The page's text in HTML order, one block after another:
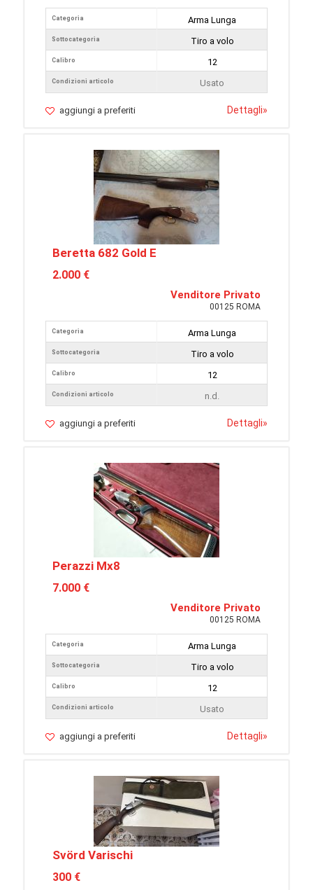
Categoria
Sottocategoria
Calibro
Condizioni articolo
Arma Lunga
Tiro a volo
12
Usato
aggiungi a preferiti Dettagli»
Beretta 682 Gold E
2.000 €
Venditore Privato
00125 ROMA
Categoria
Sottocategoria
Calibro
Condizioni articolo
Arma Lunga
Tiro a volo
12
n.d.
aggiungi a preferiti Dettagli»
Perazzi Mx8
7.000 €
Venditore Privato
00125 ROMA
Categoria
Sottocategoria
Calibro
Condizioni articolo
Arma Lunga
Tiro a volo
12
Usato
aggiungi a preferiti Dettagli»
Svörd Varischi
300 €